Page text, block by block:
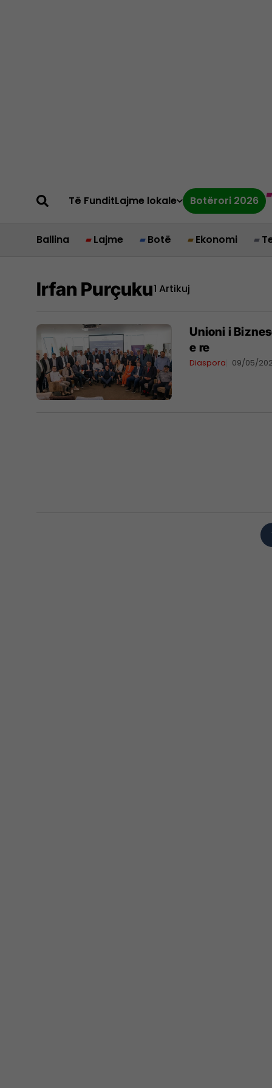
Të FunditLajme lokale Botërori 2026
Ballina Lajme Botë Ekonomi
Irfan Purçuku1 Artikuj
Unioni i
e re
Diaspora 09/05/